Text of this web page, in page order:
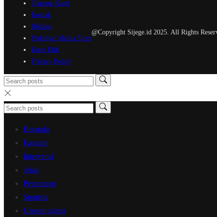
Tentang Kami
Kontak
Redaksi
Pedoman Media Siber
Kode Etik
Privacy Policy
@Copyright Sijege.id 2025. All Rights
Beranda
Fangare
Intervensi
Jejak
Percaturan
Sportsta
Umpan silang